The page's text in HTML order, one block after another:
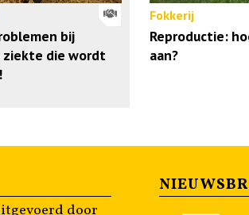
bij
die wordt
Fokkerij
Reproductie:
aan?
door